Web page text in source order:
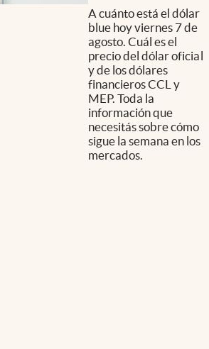
A cuánto está el dólar
blue hoy viernes 7 de
agosto. Cuál es el
precio del dólar oficial
y de los dólares
financieros CCL y
MEP. Toda la
información que
necesitás sobre cómo
sigue la semana en los
mercados.